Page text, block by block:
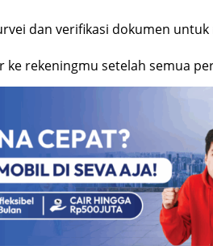
dan verifikasi dokumen
ke rekeningmu setelah semua